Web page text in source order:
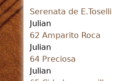
Serenata de E.Toselli
Julian
62 Amparito Roca
Julian
64 Preciosa
Julian